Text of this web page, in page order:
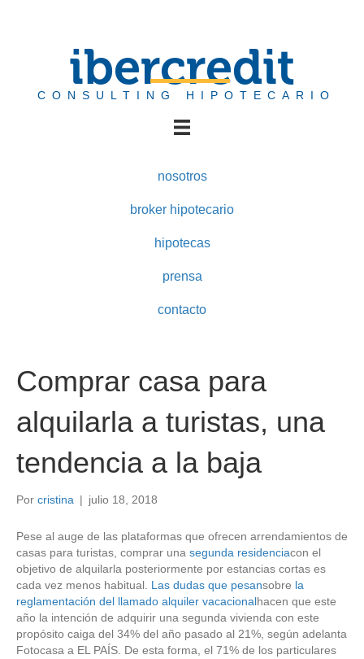
ibercredit
CONSULTING HIPOTECARIO
nosotros
broker hipotecario
hipotecas
prensa
contacto
Comprar casa para
alquilarla a turistas, una
tendencia a la baja
Por cristina | julio 18, 2018
Pese al auge de las plataformas que ofrecen arrendamientos de
casas para turistas, comprar una segunda residenciacon el
objetivo de alquilarla posteriormente por estancias cortas es
cada vez menos habitual. Las dudas que pesansobre la
reglamentación del llamado alquiler vacacionalhacen que este
año la intención de adquirir una segunda vivienda con este
propósito caiga del 34% del año pasado al 21%, según adelanta
Fotocasa a EL PAÍS. De esta forma, el 71% de los particulares